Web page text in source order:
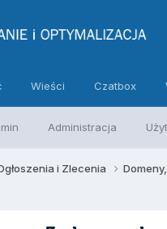
Administracja
Wieści Czatbox
i Zlecenia